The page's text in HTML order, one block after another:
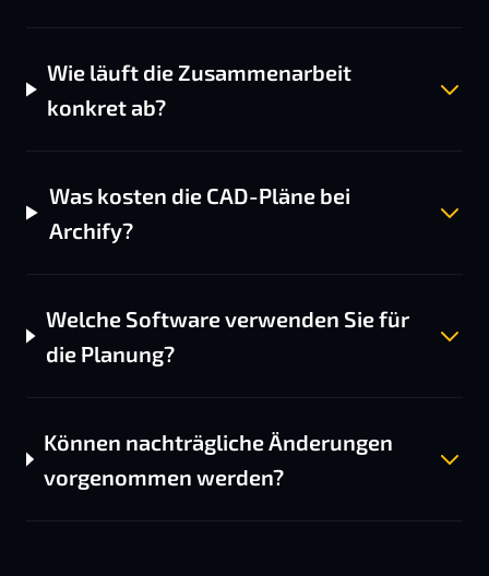
Wie läuft die Zusammenarbeit
konkret ab?
Was kosten die CAD-Pläne bei
Archify?
Welche Software verwenden Sie für
die Planung?
Können nachträgliche Änderungen
vorgenommen werden?